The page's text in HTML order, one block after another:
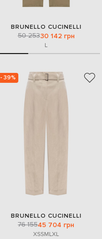
BRUNELLO CUCINELLI
50 25330 142 грн
L
- 39%
BRUNELLO CUCINELLI
76 15545 704 грн
XSSMLXL